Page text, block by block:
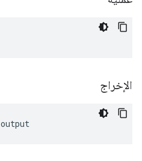
الإخراج
output